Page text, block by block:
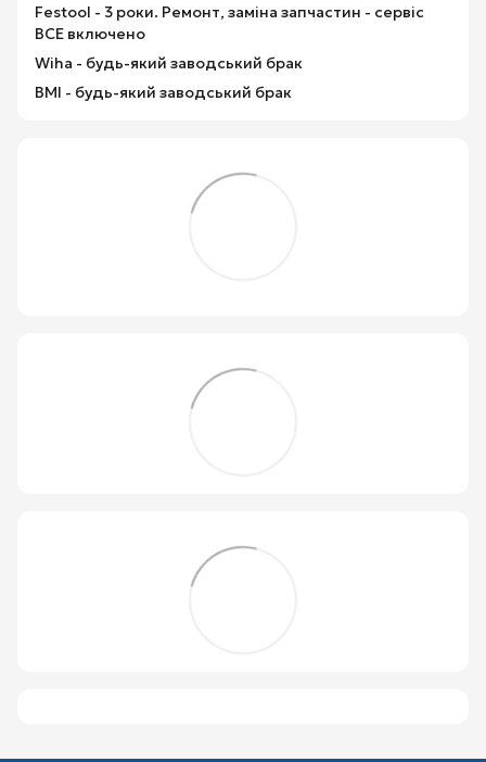
Festool - 3 роки. Ремонт, заміна запчастин - сервіс
ВСЕ включено
Wiha - будь-який заводський брак
BMI - будь-який заводський брак